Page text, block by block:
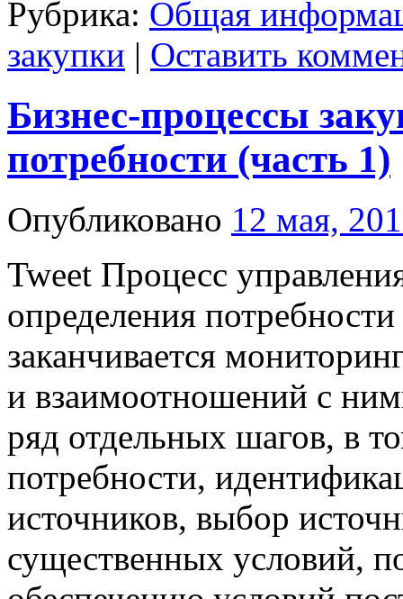
Рубрика: Общая
закупки | Оставить
Бизнес-процессы
потребности (часть 1)
Опубликовано 12 мая,
Tweet Процесс
определения
заканчивается
и взаимоотношений с
ряд отдельных шагов, в
потребности,
источников, выбор
существенных условий,